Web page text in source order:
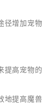
径增加宠物
提高宠物的
地提高魔兽